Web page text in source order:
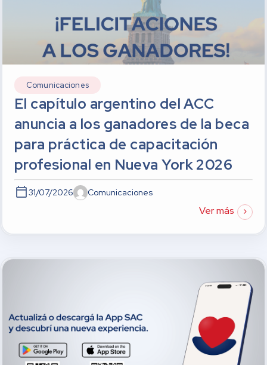
Comunicaciones
El capítulo argentino del ACC
anuncia a los ganadores de la beca
para práctica de capacitación
profesional en Nueva York 2026
31/07/2026 Comunicaciones
Ver más